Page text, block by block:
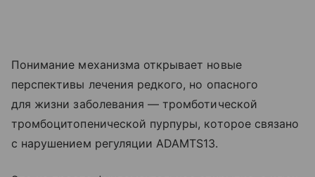
Понимание механизма открывает новые
перспективы лечения редкого, но опасного
для жизни заболевания — тромботической
тромбоцитопенической пурпуры, которое связано
с нарушением регуляции ADAMTS13.